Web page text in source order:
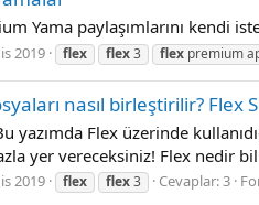
Yama paylaşımlarını kendi
2019 flex flex3 flex premium
nasıl birleştirilir?
yazımda Flex üzerinde
yer vereceksiniz! Flex nedir
2019 flex flex3 Cevaplar: 3